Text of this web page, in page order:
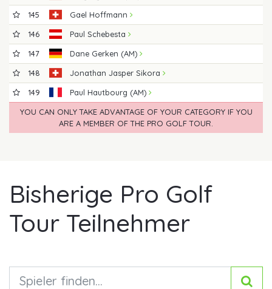
145
Gael Hoffmann
146
Paul Schebesta
147
Dane Gerken (AM)
148
Jonathan Jasper Sikora
149
Paul Hautbourg (AM)
YOU CAN ONLY TAKE ADVANTAGE OF YOUR CATEGORY IF YOU
ARE A MEMBER OF THE PRO GOLF TOUR.
Bisherige Pro Golf
Tour Teilnehmer